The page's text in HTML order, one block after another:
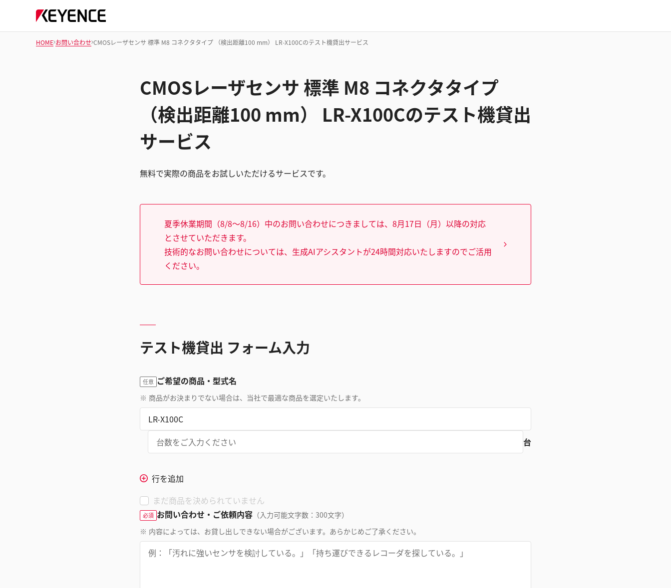
HOME お問い合わせ CMOSレーザセンサ 標準 M8 コネクタタイプ （検出距離100 mm） LR-X100Cのテスト機貸出サービス
CMOSレーザセンサ 標準 M8 コネクタタイプ
（検出距離100 mm） LR-X100Cのテスト機貸出
サービス
無料で実際の商品をお試しいただけるサービスです。
夏季休業期間（8/8～8/16）中のお問い合わせにつきましては、8月17日（月）以降の対応
とさせていただきます。
技術的なお問い合わせについては、生成AIアシスタントが24時間対応いたしますのでご活用
ください。
テスト機貸出 フォーム入力
任意 ご希望の商品・型式名
※ 商品がお決まりでない場合は、当社で最適な商品を選定いたします。
台
行を追加
まだ商品を決められていません
必須 お問い合わせ・ご依頼内容 （入力可能文字数：300文字）
※ 内容によっては、お貸し出しできない場合がございます。あらかじめご了承ください。